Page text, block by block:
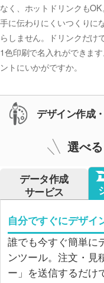
なく、ホットドリンクも
手に伝わりにくいつくりに
らしません。ドリンクだけ
1色印刷で名入れができま
ントにいかがですか。
デザイン作成
選べ
データ作成
サービス
自分ですぐにデザイ
誰でも今すぐ簡単に
ンツール。注文・見
ー」を送信するだけ